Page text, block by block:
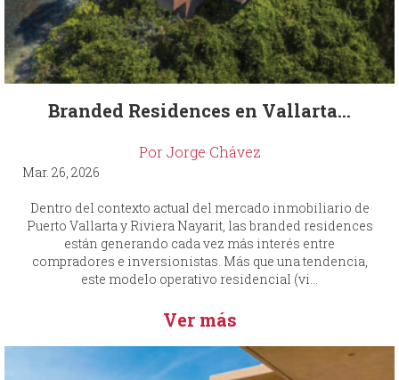
Branded Residences en Vallarta...
Por Jorge Chávez
Mar. 26, 2026
Dentro del contexto actual del mercado inmobiliario de
Puerto Vallarta y Riviera Nayarit, las branded residences
están generando cada vez más interés entre
compradores e inversionistas. Más que una tendencia,
este modelo operativo residencial (vi...
Ver más